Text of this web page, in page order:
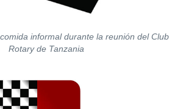
informal durante la reunión del Club
Rotary de Tanzania